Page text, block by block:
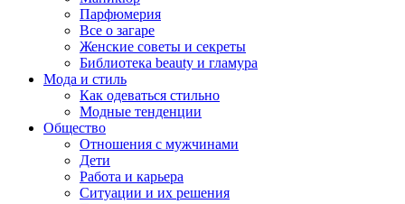
Парфюмерия
Все о загаре
Женские советы и секреты
Библиотека beauty и гламура
Мода и стиль
Как одеваться стильно
Модные тенденции
Общество
Отношения с мужчинами
Дети
Работа и карьера
Ситуации и их решения